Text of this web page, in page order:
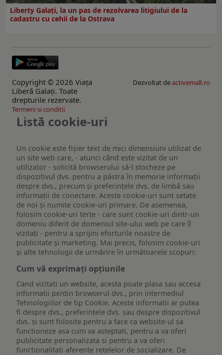
Liberty Galați, la un pas de rezolvarea litigiului de la
cadastru cu cehii de la Ostrava
Copyright © 2026 Viaţa
Liberă Galaţi. Toate
drepturile rezervate.
Dezvoltat deactivemall.ro
Termeni si conditii
Listă cookie-uri
Un cookie este fişier text de mici dimensiuni utilizat de
un site web care, - atunci când este vizitat de un
utilizator - solicită browserului să-l stocheze pe
dispozitivul dvs. pentru a păstra în memorie informații
despre dvs., precum și preferințele dvs. de limbă sau
informații de conectare. Aceste cookie-uri sunt setate
de noi și numite cookie-uri primare. De asemenea,
folosim cookie-uri terțe - care sunt cookie-uri dintr-un
domeniu diferit de domeniul site-ului web pe care îl
vizitați - pentru a sprijini eforturile noastre de
publicitate și marketing. Mai precis, folosim cookie-uri
și alte tehnologii de urmărire în următoarele scopuri:
Cum vă exprimați opțiunile
Cand vizitati un website, acesta poate plasa sau accesa
informatii pe/din browserul dvs., prin intermediul
Tehnologiilor de tip Cookie. Aceste informatii ar putea
fi despre dvs., preferintele dvs. sau despre dispozitivul
dvs. si sunt folosite pentru a face ca website-ul sa
functioneze asa cum va asteptati, pentru a va oferi
publicitate personalizata si pentru a va oferi
functionalitati aferente retelelor de socializare. De